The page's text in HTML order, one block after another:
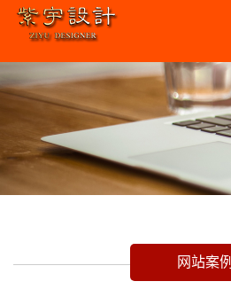
网站案例